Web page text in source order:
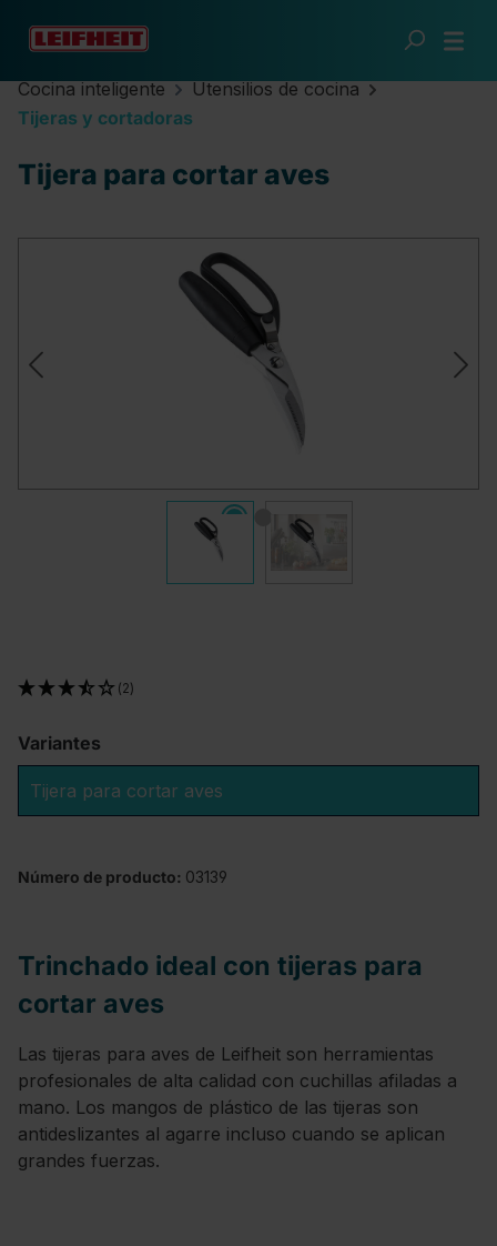
Saltar al contenido principal
Cocina inteligente
Utensilios de cocina
Tijeras y cortadoras
Tijera para cortar aves
(2)
Variantes
Tijera para cortar aves
Número de producto: 03139
Trinchado ideal con tijeras para
cortar aves
Las tijeras para aves de Leifheit son herramientas
profesionales de alta calidad con cuchillas afiladas a
mano. Los mangos de plástico de las tijeras son
antideslizantes al agarre incluso cuando se aplican
grandes fuerzas.